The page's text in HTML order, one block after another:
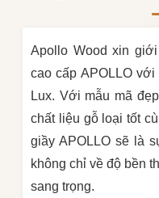
Apollo Wood xin
cao cấp APOLLO
Lux. Với mẫu mã
chất liệu gỗ loại tốt
giầy APOLLO sẽ là
không chỉ về độ bền
sang trọng.